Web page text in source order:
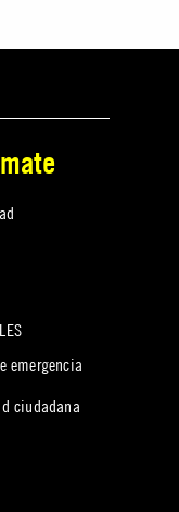
emergencia
ciudadana